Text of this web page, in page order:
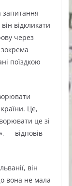
запитання
відкликати
через
поїздкою
Це,
це зі
— відповів
він
вона не мала